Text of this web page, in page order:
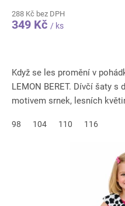
288 Kč bez DPH
349 Kč / ks
Když se les promění v
LEMON BERET. Dívčí šaty s
motivem srnek, lesních
98 104 110 116